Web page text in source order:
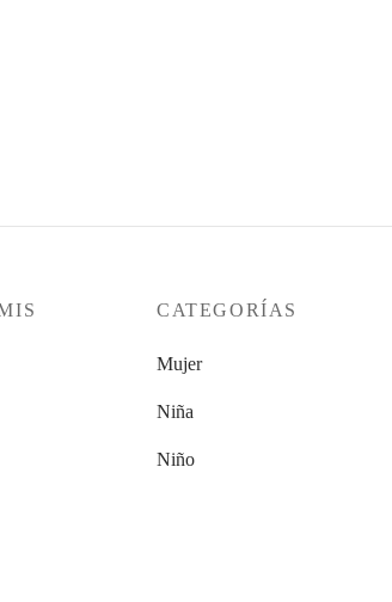
CATEGORÍAS
Mujer
Niña
Niño